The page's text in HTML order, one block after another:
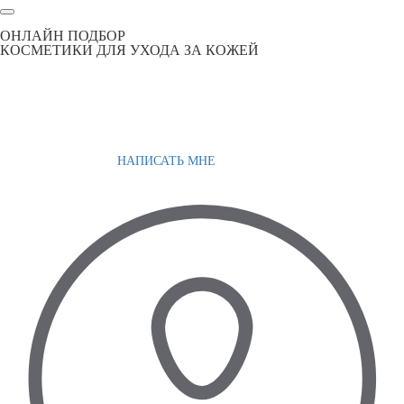
ОНЛАЙН ПОДБОР
КОСМЕТИКИ ДЛЯ УХОДА ЗА КОЖЕЙ
НАПИСАТЬ МНЕ